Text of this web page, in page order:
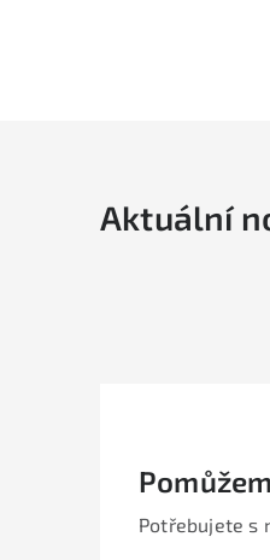
Aktuální
Potřebujete s